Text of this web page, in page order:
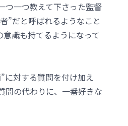
つ一つ教えて下さった監督
”だと呼ばれるようなこと
識も持てるようになって
に対する質問を付け加え
問の代わりに、一番好きな